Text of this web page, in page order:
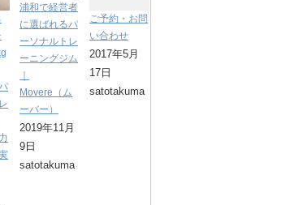
浦和で経営者
に選ばれるパ
ーソナルトレ
ーニングジム
｜
Movere（ム
ーバー）
2019年11月
9日
satotakuma
ご予約・お問
い合わせ
2017年5月
17日
satotakuma